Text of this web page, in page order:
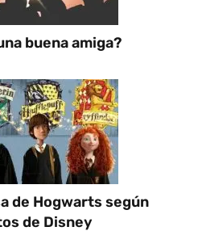
buena amiga?
de Hogwarts según
de Disney